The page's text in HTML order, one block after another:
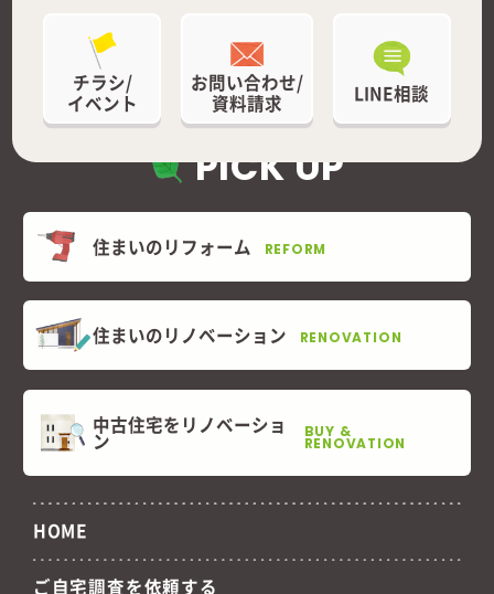
チラシ/
イベント
お問い合わせ/
資料請求
LINE相談
PICK UP
住まいのリフォーム REFORM
住まいのリノベーション RENOVATION
中古住宅をリノベーショ
ン BUY &
RENOVATION
HOME
ご自宅調査を依頼する